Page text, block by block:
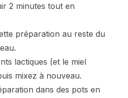
2 minutes tout en
préparation au reste du
lactiques (et le miel
mixez à nouveau.
dans des pots en